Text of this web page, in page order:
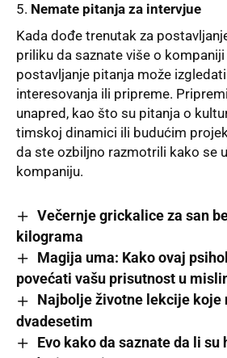
Nemate pitanja za intervjue
Kada dođe trenutak za
priliku da saznate više o kompaniji
postavljanje pitanja može
interesovanja ili pripreme.
unapred, kao što su pitanja o
timskoj dinamici ili budućim
da ste ozbiljno razmotrili kako se
kompaniju.
Večernje grickalice za san
kilograma
Magija uma: Kako ovaj
povećati vašu prisutnost u
Najbolje životne lekcije koje
dvadesetim
Evo kako da saznate da li